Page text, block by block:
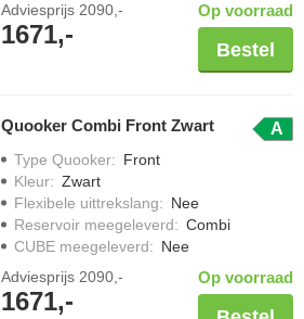
Adviesprijs 2090,-
1671,-
Op voorraad
Bestel
Quooker Combi Front Zwart A
Type Quooker: Front
Kleur: Zwart
Flexibele uittrekslang: Nee
Reservoir meegeleverd: Combi
CUBE meegeleverd: Nee
Adviesprijs 2090,-
1671,-
Op voorraad